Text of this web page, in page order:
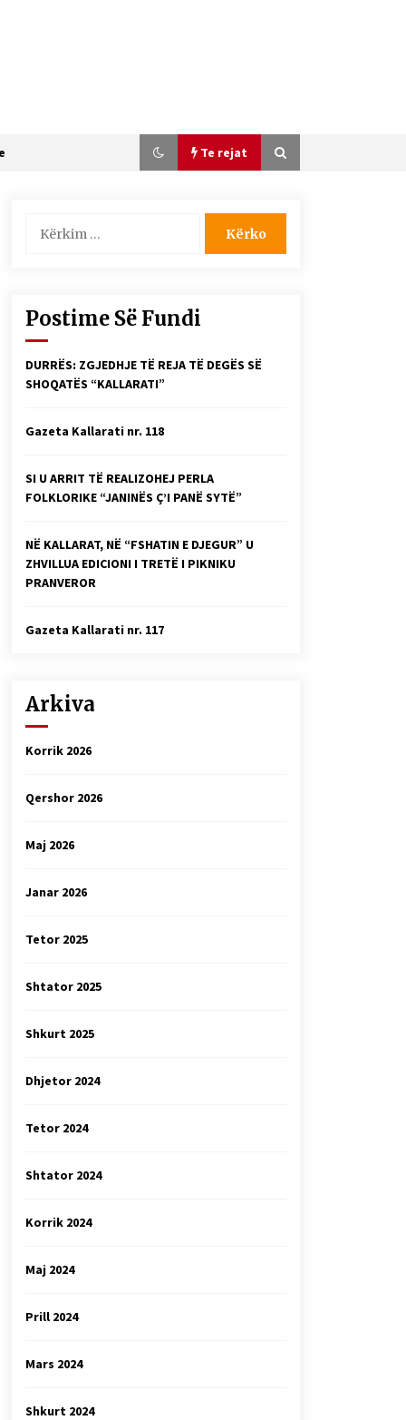
Te rejat
Gazeta Kallarati nr. 116
28/01/2026
Faksimilet e një 83 vjetori lufte:
04/10/2025
për:
Postime Së Fundi
DURRËS: ZGJEDHJE TË REJA TË DEGËS SË
SHOQATËS “KALLARATI”
Gazeta Kallarati nr. 118
SI U ARRIT TË REALIZOHEJ PERLA
FOLKLORIKE “JANINËS Ç’I PANË SYTË”
NË KALLARAT, NË “FSHATIN E DJEGUR” U
ZHVILLUA EDICIONI I TRETË I PIKNIKU
PRANVEROR
Gazeta Kallarati nr. 117
Arkiva
Korrik 2026
Qershor 2026
Maj 2026
Janar 2026
Tetor 2025
Shtator 2025
Shkurt 2025
Dhjetor 2024
Tetor 2024
Shtator 2024
Korrik 2024
Maj 2024
Prill 2024
Mars 2024
Shkurt 2024